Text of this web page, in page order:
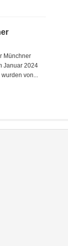
Münchner
Januar 2024
von...